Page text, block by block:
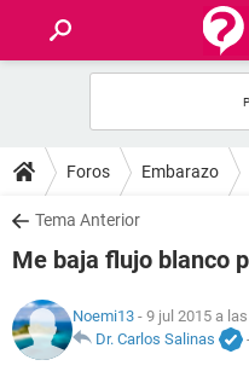
FOROS
SALUD
FAMILIA
NUTRICIÓN
Foros Embarazo
Tema Anterior
Me baja flujo blanco
Noemi13 - 9 jul 2015 a
Dr. Carlos Salinas